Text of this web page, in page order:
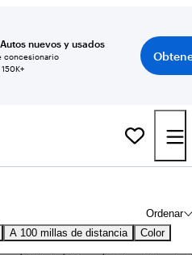
nuevos y usados
concesionario
150K+
Ordenar
A 100 millas de distancia Color